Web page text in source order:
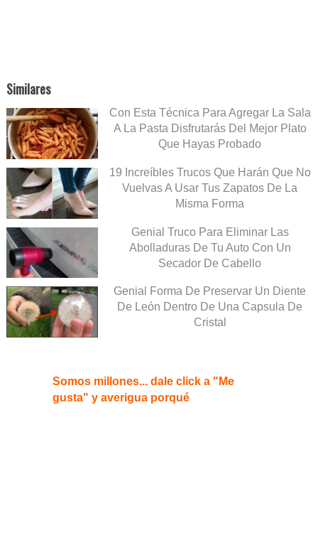
Similares
Con Esta Técnica Para Agregar La Sala
A La Pasta Disfrutarás Del Mejor Plato
Que Hayas Probado
19 Increíbles Trucos Que Harán Que No
Vuelvas A Usar Tus Zapatos De La
Misma Forma
Genial Truco Para Eliminar Las
Abolladuras De Tu Auto Con Un
Secador De Cabello
Genial Forma De Preservar Un Diente
De León Dentro De Una Capsula De
Cristal
Somos millones... dale click a "Me
gusta" y averigua porqué